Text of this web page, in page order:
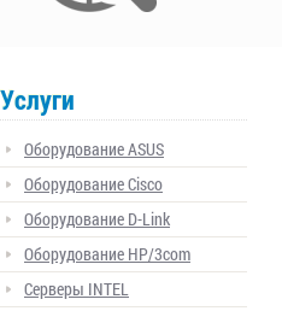
Услуги
Оборудование ASUS
Оборудование Cisco
Оборудование D-Link
Оборудование HP/3com
Серверы INTEL